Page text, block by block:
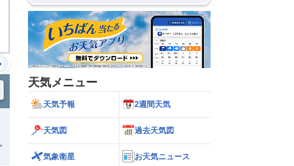
天気メニュー
天気予報 2週間天気
天気図 過去天気図
気象衛星 お天気ニュース